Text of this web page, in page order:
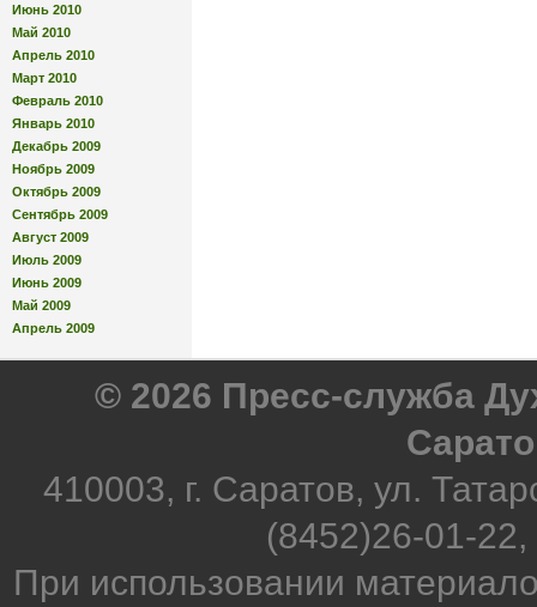
Июнь 2010
Май 2010
Апрель 2010
Март 2010
Февраль 2010
Январь 2010
Декабрь 2009
Ноябрь 2009
Октябрь 2009
Сентябрь 2009
Август 2009
Июль 2009
Июнь 2009
Май 2009
Апрель 2009
© 2026 Пресс-служба
410003, г. Саратов, ул.
(8452)26-01-
При использовании